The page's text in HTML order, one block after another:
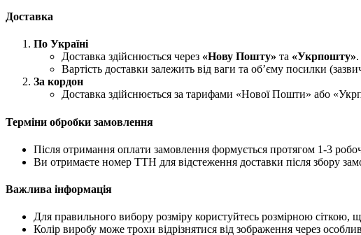
Доставка
По Україні
Доставка здійснюється через «Нову Пошту» та «Укрпошту».
Вартість доставки залежить від ваги та об’єму посилки
За кордон
Доставка здійснюється за тарифами «Нової Пошти» або
Терміни обробки замовлення
Після отримання оплати замовлення формується протягом 1-3
Ви отримаєте номер ТТН для відстеження доставки після збору
Важлива інформація
Для правильного вибору розміру користуйтесь розмірною сіткою,
Колір виробу може трохи відрізнятися від зображення через